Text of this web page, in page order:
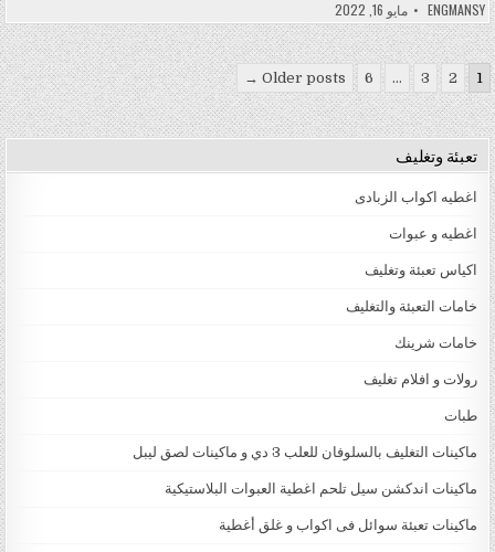
ENGMANSY مايو 16, 2022
تعدد صفحات المقالات
1
2
3
…
6
Older posts →
تعبئة وتغليف
اغطيه اكواب الزبادى
اغطيه و عبوات
اكياس تعبئة وتغليف
خامات التعبئة والتغليف
خامات شرينك
رولات و افلام تغليف
طبات
ماكينات التغليف بالسلوفان للعلب 3 دي و ماكينات لصق ليبل
ماكينات اندكشن سيل تلحم اغطية العبوات البلاستيكية
ماكينات تعبئة سوائل فى اكواب و غلق أغطية